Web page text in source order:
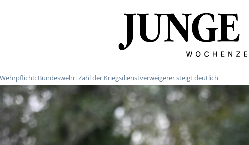
Wehrpflicht: Bundeswehr: Zahl der Kriegsdienstverweigerer steigt deutlich